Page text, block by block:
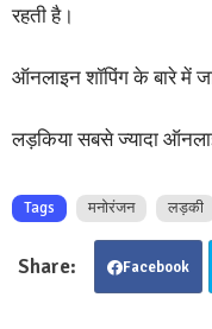
रहती है।
ऑनलाइन शॉपिंग के बारे में
लड़किया सबसे ज्यादा
Tags मनोरंजन लड़की
Facebook